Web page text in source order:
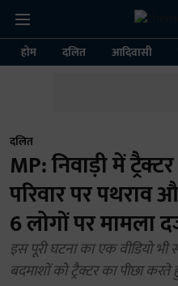
होम दलित आदिवासी
दलित
MP: निवाड़ी में
परिवार पर पथराव
6 लोगों पर मामला
इस पूरी घटना का एक वीडियो
बदमाशों को ट्रैक्टर का पीछा